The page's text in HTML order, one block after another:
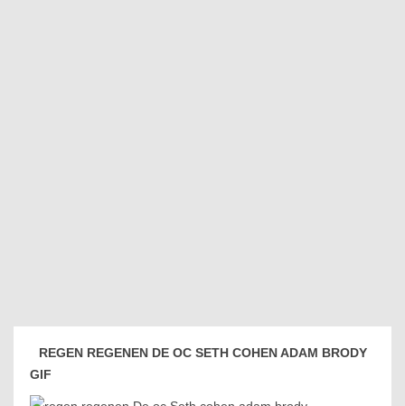
REGEN REGENEN DE OC SETH COHEN ADAM BRODY
GIF